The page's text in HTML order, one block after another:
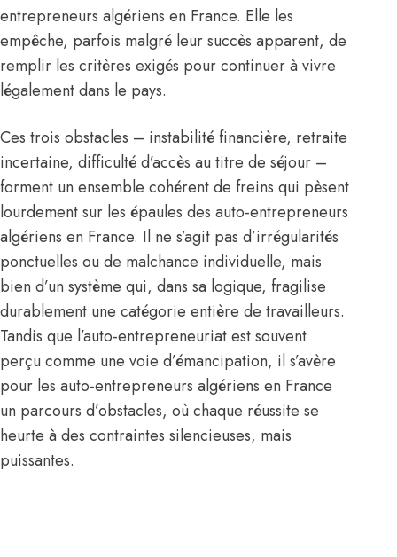
entrepreneurs algériens en France. Elle les
empêche, parfois malgré leur succès apparent, de
remplir les critères exigés pour continuer à vivre
légalement dans le pays.
Ces trois obstacles – instabilité financière, retraite
incertaine, difficulté d’accès au titre de séjour –
forment un ensemble cohérent de freins qui pèsent
lourdement sur les épaules des auto-entrepreneurs
algériens en France. Il ne s’agit pas d’irrégularités
ponctuelles ou de malchance individuelle, mais
bien d’un système qui, dans sa logique, fragilise
durablement une catégorie entière de travailleurs.
Tandis que l’auto-entrepreneuriat est souvent
perçu comme une voie d’émancipation, il s’avère
pour les auto-entrepreneurs algériens en France
un parcours d’obstacles, où chaque réussite se
heurte à des contraintes silencieuses, mais
puissantes.